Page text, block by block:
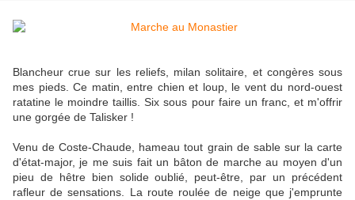
Blancheur crue sur les reliefs, milan solitaire, et congères sous
mes pieds. Ce matin, entre chien et loup, le vent du nord-ouest
ratatine le moindre taillis. Six sous pour faire un franc, et m'offrir
une gorgée de Talisker !
Venu de Coste-Chaude, hameau tout grain de sable sur la carte
d'état-major, je me suis fait un bâton de marche au moyen d'un
pieu de hêtre bien solide oublié, peut-être, par un précédent
rafleur de sensations. La route roulée de neige que j'emprunte